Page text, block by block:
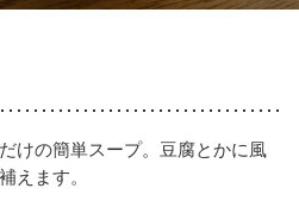
けの簡単スープ。豆腐とかに風
えます。